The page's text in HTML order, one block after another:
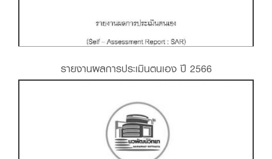
รายงานผลการประเมินตนเอง ปี 2566